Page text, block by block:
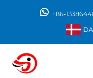
+86-
DA